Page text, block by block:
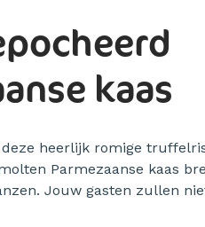
kaas
heerlijk romige
Parmezaanse kaas
Jouw gasten zullen